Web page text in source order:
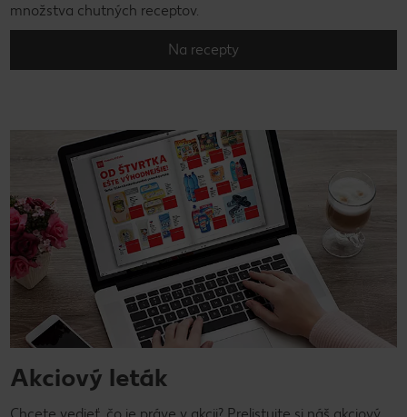
množstva chutných receptov.
Na recepty
Akciový leták